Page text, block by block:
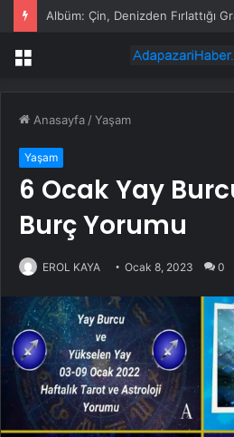
Menü
Anasayfa /Yaşam
Yaşam
6 Ocak Yay
Burç Yorumu
EROL KAYA Ocak 8, 2023 0